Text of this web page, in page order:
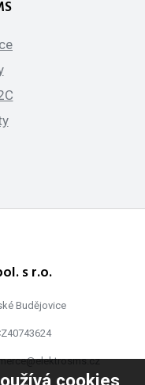
cookies
s r.o.
Budějovice